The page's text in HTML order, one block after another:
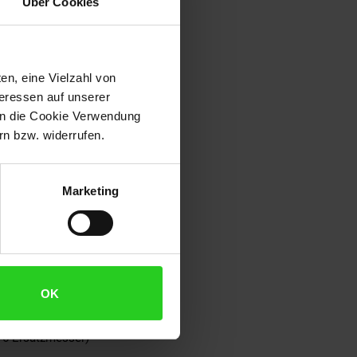
eine Vielzahl von
auf unserer
die Cookie Verwendung
bzw. widerrufen.
Marketing
OK
20 bis 60 mm individuell
diese nicht zusätzlich
Ersatzmesser)